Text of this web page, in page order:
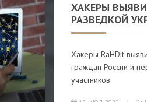
ХАКЕРЫ
РАЗВЕДКОЙ
Хакеры RaHDit
граждан России и
участников